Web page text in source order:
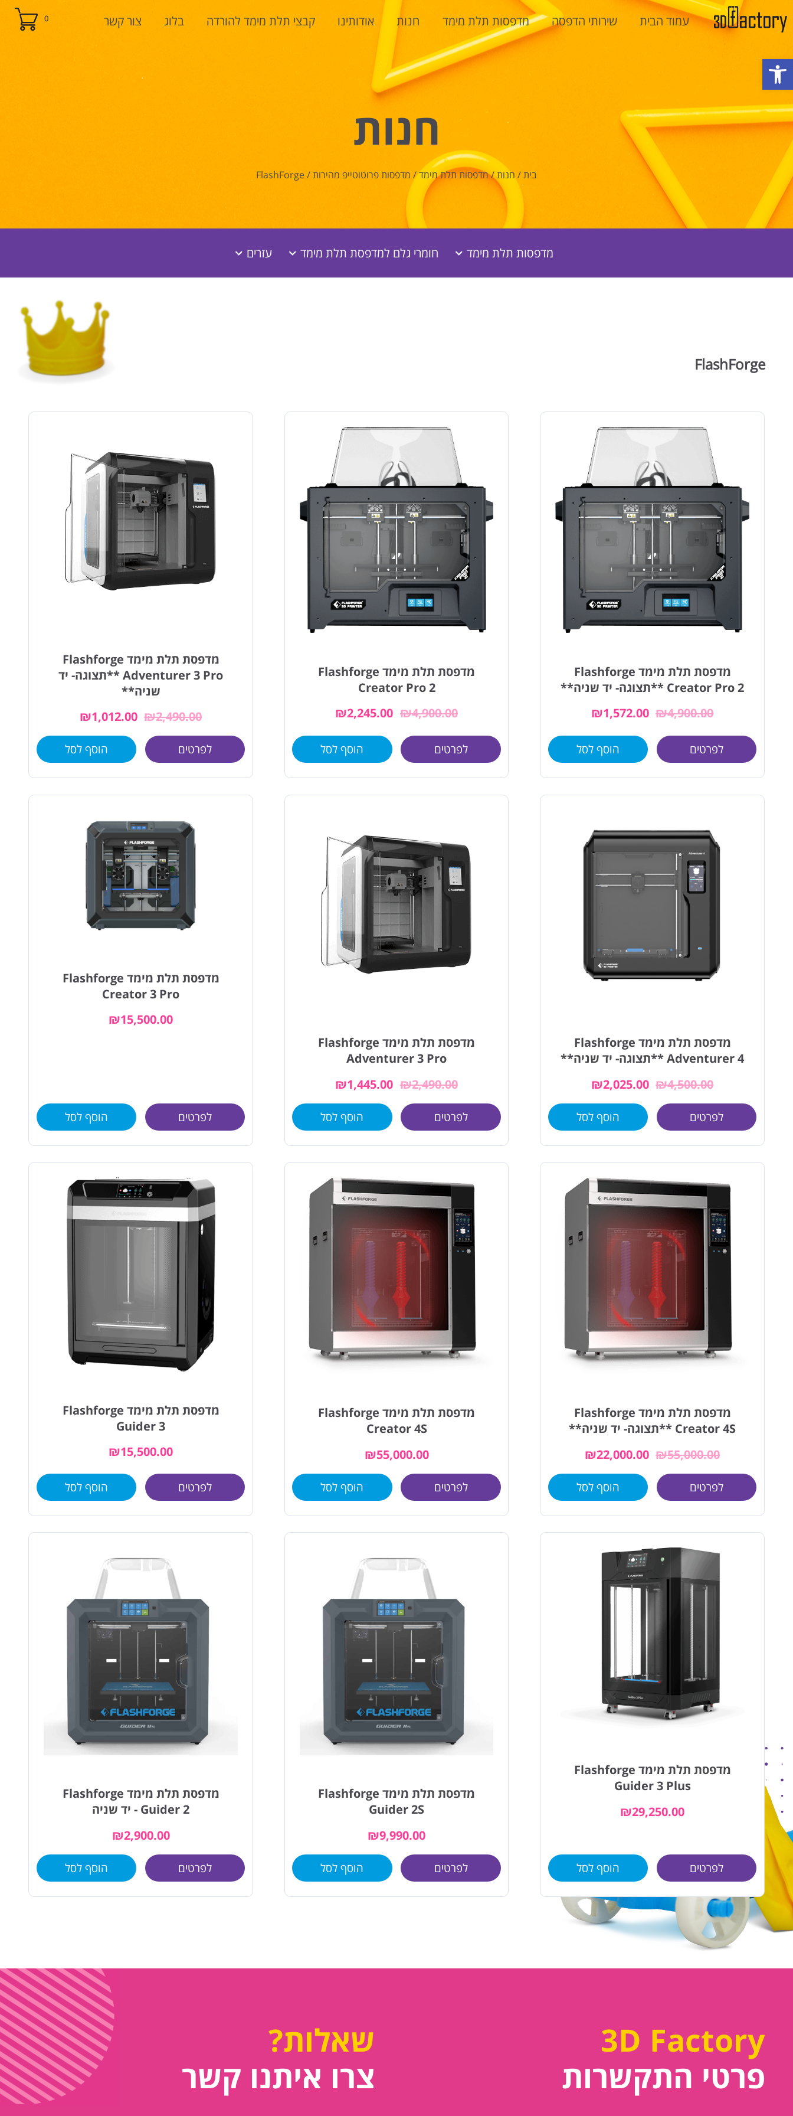
פתח סרגל נגישות
עמוד הבית שירותי הדפסה מדפסות תלת מימד חנות אודותינו קבצי תלת מימד להורדה בלוג צור קשר 0
חנות
בית/חנות/מדפסות תלת מימד/ מדפסות פרוטוטייפ מהירות/
FlashForge
מדפסות תלת מימד חומרי גלם למדפסת תלת מימד עזרים
FlashForge
מדפסת תלת מימד Flashforge
Creator Pro 2 **תצוגה- יד שניה**
₪4,900.00
₪1,572.00
לפרטים הוסף לסל
מדפסת תלת מימד Flashforge
Creator Pro 2
₪4,900.00
₪2,245.00
לפרטים הוסף לסל
מדפסת תלת מימד Flashforge
Adventurer 3 Pro **תצוגה- יד
שניה**
₪2,490.00
₪1,012.00
לפרטים הוסף לסל
מדפסת תלת מימד Flashforge
Adventurer 4 **תצוגה- יד שניה**
₪4,500.00
₪2,025.00
לפרטים הוסף לסל
מדפסת תלת מימד Flashforge
Adventurer 3 Pro
₪2,490.00
₪1,445.00
לפרטים הוסף לסל
מדפסת תלת מימד Flashforge
Creator 3 Pro
₪15,500.00
לפרטים הוסף לסל
מדפסת תלת מימד Flashforge
Creator 4S **תצוגה- יד שניה**
₪55,000.00
₪22,000.00
לפרטים הוסף לסל
מדפסת תלת מימד Flashforge
Creator 4S
₪55,000.00
לפרטים הוסף לסל
מדפסת תלת מימד Flashforge
Guider 3
₪15,500.00
לפרטים הוסף לסל
מדפסת תלת מימד Flashforge
Guider 3 Plus
₪29,250.00
לפרטים הוסף לסל
מדפסת תלת מימד Flashforge
Guider 2S
₪9,990.00
לפרטים הוסף לסל
מדפסת תלת מימד Flashforge
Guider 2 - יד שניה
₪2,900.00
לפרטים הוסף לסל
3D Factory
פרטי התקשרות
שאלות?
צרו איתנו קשר